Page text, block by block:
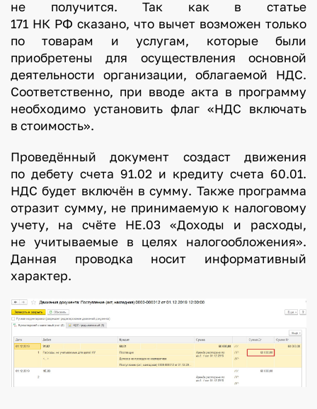
не получится. Так как в статье
171 НК РФ сказано, что вычет возможен только
по товарам и услугам, которые были
приобретены для осуществления основной
деятельности организации, облагаемой НДС.
Соответственно, при вводе акта в программу
необходимо установить флаг «НДС включать
в стоимость».
Проведённый документ создаст движения
по дебету счета 91.02 и кредиту счета 60.01.
НДС будет включён в сумму. Также программа
отразит сумму, не принимаемую к налоговому
учету, на счёте НЕ.03 «Доходы и расходы,
не учитываемые в целях налогообложения».
Данная проводка носит информативный
характер.